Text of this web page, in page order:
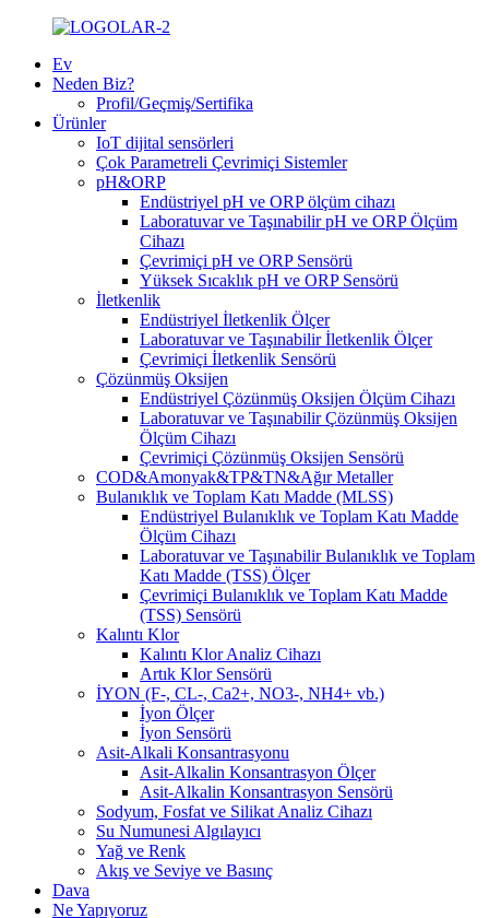
Ev
Neden Biz?
Profil/Geçmiş/Sertifika
Ürünler
IoT dijital sensörleri
Çok Parametreli Çevrimiçi Sistemler
pH&ORP
Endüstriyel pH ve ORP ölçüm cihazı
Laboratuvar ve Taşınabilir pH ve ORP Ölçüm
Cihazı
Çevrimiçi pH ve ORP Sensörü
Yüksek Sıcaklık pH ve ORP Sensörü
İletkenlik
Endüstriyel İletkenlik Ölçer
Laboratuvar ve Taşınabilir İletkenlik Ölçer
Çevrimiçi İletkenlik Sensörü
Çözünmüş Oksijen
Endüstriyel Çözünmüş Oksijen Ölçüm Cihazı
Laboratuvar ve Taşınabilir Çözünmüş Oksijen
Ölçüm Cihazı
Çevrimiçi Çözünmüş Oksijen Sensörü
COD&Amonyak&TP&TN&Ağır Metaller
Bulanıklık ve Toplam Katı Madde (MLSS)
Endüstriyel Bulanıklık ve Toplam Katı Madde
Ölçüm Cihazı
Laboratuvar ve Taşınabilir Bulanıklık ve Toplam
Katı Madde (TSS) Ölçer
Çevrimiçi Bulanıklık ve Toplam Katı Madde
(TSS) Sensörü
Kalıntı Klor
Kalıntı Klor Analiz Cihazı
Artık Klor Sensörü
İYON (F-, CL-, Ca2+, NO3-, NH4+ vb.)
İyon Ölçer
İyon Sensörü
Asit-Alkali Konsantrasyonu
Asit-Alkalin Konsantrasyon Ölçer
Asit-Alkalin Konsantrasyon Sensörü
Sodyum, Fosfat ve Silikat Analiz Cihazı
Su Numunesi Algılayıcı
Yağ ve Renk
Akış ve Seviye ve Basınç
Dava
Ne Yapıyoruz